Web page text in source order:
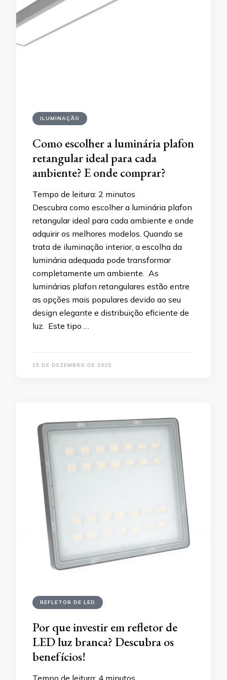
ILUMINAÇÃO
Como escolher a luminária plafon
retangular ideal para cada
ambiente? E onde comprar?
Tempo de leitura: 2 minutos
Descubra como escolher a luminária plafon
retangular ideal para cada ambiente e onde
adquirir os melhores modelos. Quando se
trata de iluminação interior, a escolha da
luminária adequada pode transformar
completamente um ambiente. As
luminárias plafon retangulares estão entre
as opções mais populares devido ao seu
design elegante e distribuição eficiente de
luz. Este tipo …
15 DE DEZEMBRO DE 2025
REFLETOR DE LED
Por que investir em refletor de
LED luz branca? Descubra os
benefícios!